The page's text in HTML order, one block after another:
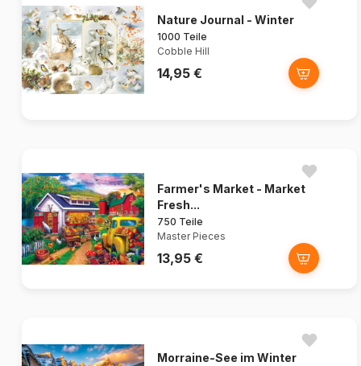
Nature Journal - Winter
1000 Teile
Cobble Hill
14,95 €
Farmer's Market - Market
Fresh...
750 Teile
Master Pieces
13,95 €
Morraine-See im Winter